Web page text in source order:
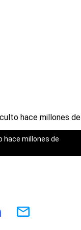
hace millones de